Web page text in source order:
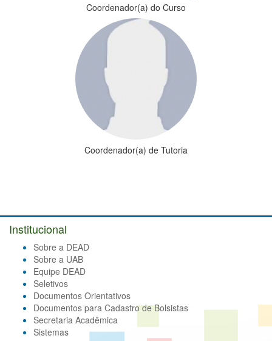
Coordenador(a) do Curso
Coordenador(a) de Tutoria
Institucional
Sobre a DEAD
Sobre a UAB
Equipe DEAD
Seletivos
Documentos Orientativos
Documentos para Cadastro de Bolsistas
Secretaria Acadêmica
Sistemas